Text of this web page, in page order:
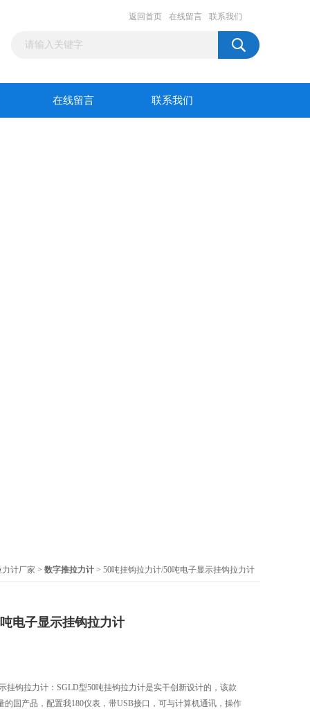
返回首页 在线留言 联系我们
在线留言 联系我们
计厂家 > 数字推拉力计 > 50吨挂钩拉力计/50吨电子显示挂钩拉力计
电子显示挂钩拉力计
挂钩拉力计：SGLD型50吨挂钩拉力计是实干创新设计的，该款
的国产品，配置我180仪表，带USB接口，可与计算机通讯，操作